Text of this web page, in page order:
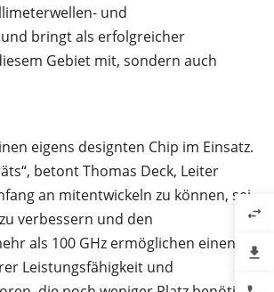
und
bringt als erfolgreicher
Gebiet mit, sondern auch
eigens designten Chip im Einsatz.
betont Thomas Deck, Leiter
an mitentwickeln zu können, sei
verbessern und den
als 100 GHz ermöglichen einen
Leistungsfähigkeit und
swap_horiz
file_download